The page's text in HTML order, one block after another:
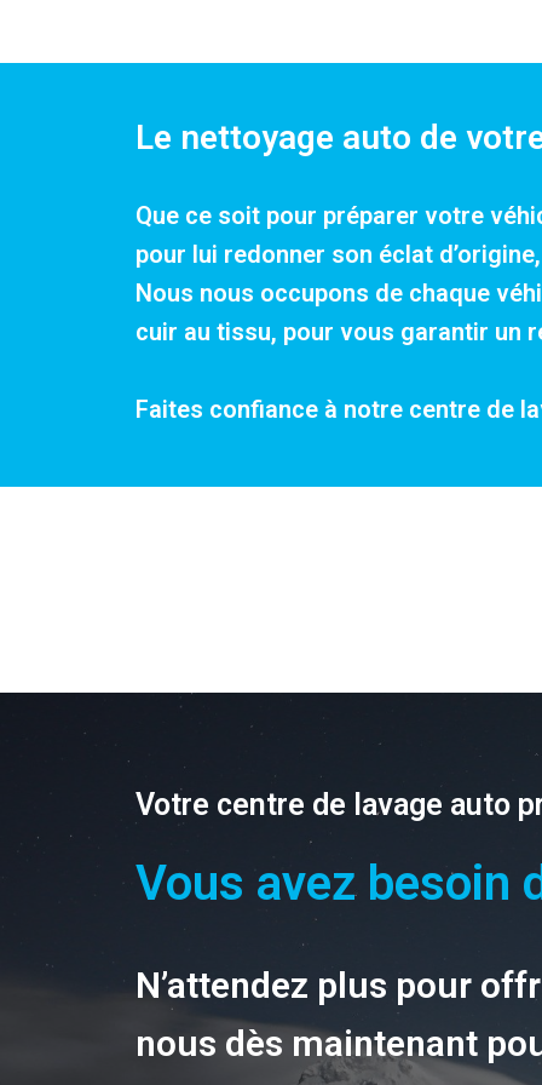
Le nettoyage auto de
Que ce soit pour préparer votre
pour lui redonner son éclat
Nous nous occupons de chaque
cuir au tissu, pour vous garantir un
Faites confiance à notre centre de
Votre centre de lavage auto
Vous avez besoin
N’attendez plus pour
nous dès maintenant